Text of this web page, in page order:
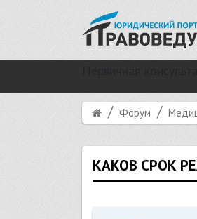
Форум
КАКОВ СРОК